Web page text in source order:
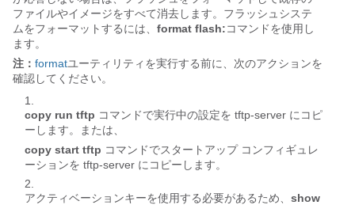
ファイルやイメージをすべて消去します。フラッシュシステ
ムをフォーマットするには、 format flash:コマンドを使用し
ます。
注： formatユーティリティを実行する前に、次のアクションを
確認してください。
copy run tftp コマンドで実行中の設定を tftp-server にコピ
ーします。または、
copy start tftp コマンドでスタートアップ コンフィギュレ
ーションを tftp-server にコピーします。
アクティベーションキーを使用する必要があるため、 show